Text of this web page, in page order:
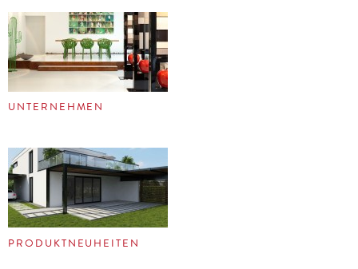
UNTERNEHMEN
PRODUKTNEUHEITEN